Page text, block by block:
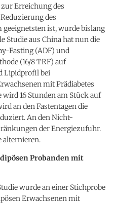
Erreichung des
des
ist, wurde bislang
Studie aus China hat nun die
Fasting (ADF) und
(16/8 TRF) auf
Lipidprofil bei
mit Prädiabetes
16 Stunden am Stück auf
an den Fastentagen die
An den Nicht-
der Energiezufuhr.
alternieren.
Probanden mit
wurde an einer Stichprobe
Erwachsenen mit